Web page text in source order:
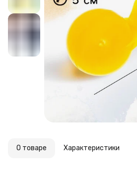
О товаре Характеристики